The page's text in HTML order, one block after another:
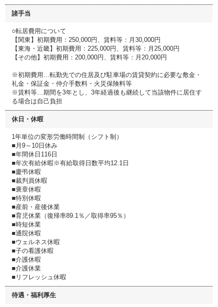
諸手当
○転居費用について
【関東】初期費用：250,000円、賃料等：月30,000円
【東海・近畿】初期費用：225,000円、賃料等：月25,000円
【その他】初期費用：200,000円、賃料等：月20,000円
※初期費用…転勤先での住居及び駐車場の賃貸契約に必要な敷金・
礼金・保証金・仲介手数料・火災保険料等
※賃料等…期間を3年とし、3年経過後も継続して当該物件に居住す
る場合は自己負担
休日・休暇
1年単位の変形労働時間制（シフト制）
■月9～10日休み
■年間休日116日
■年次有給休暇※有給取得日数平均12.1日
■慶弔休暇
■裁判員休暇
■褒章休暇
■特別休暇
■産前・産後休業
■育児休業（復帰率89.1％／取得率95％）
■時短休業
■通院休暇
■ウェルネス休暇
■子の看護休暇
■介護休暇
■介護休業
■リフレッシュ休暇
待遇・福利厚生